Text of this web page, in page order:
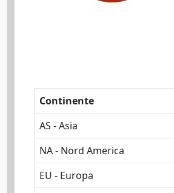
Continente
AS - Asia
NA - Nord America
EU - Europa